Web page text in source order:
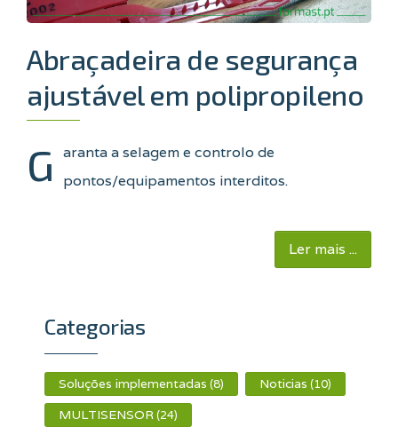
Abraçadeira de segurança
ajustável em polipropileno
G
aranta a selagem e controlo de
pontos/equipamentos interditos.
Ler mais ...
Categorias
Soluções implementadas (8) Noticias (10)
MULTISENSOR (24)